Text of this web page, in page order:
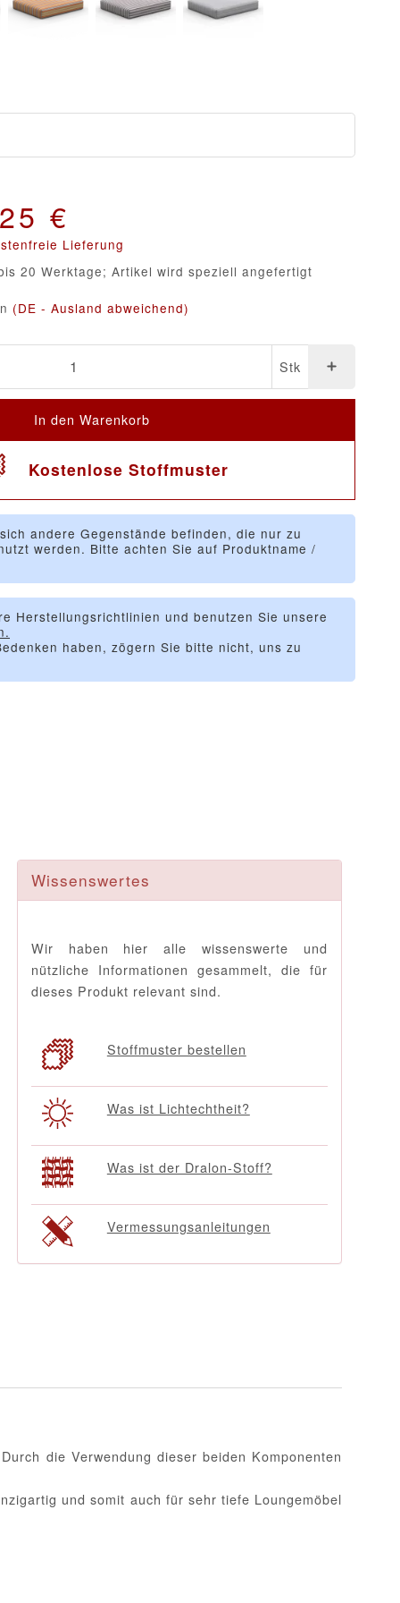
€
Lieferung
20 Werktage; Artikel wird speziell angefertigt
(DE - Ausland abweichend)
Stk
In den Warenkorb
Kostenlose Stoffmuster
andere Gegenstände befinden, die nur zu
werden. Bitte achten Sie auf Produktname /
Herstellungsrichtlinien und benutzen Sie unsere
haben, zögern Sie bitte nicht, uns zu
Wissenswertes
Wir haben hier alle wissenswerte und
nützliche Informationen gesammelt, die für
dieses Produkt relevant sind.
Stoffmuster bestellen
Was ist Lichtechtheit?
Was ist der Dralon-Stoff?
Vermessungsanleitungen
die Verwendung dieser beiden Komponenten
und somit auch für sehr tiefe Loungemöbel